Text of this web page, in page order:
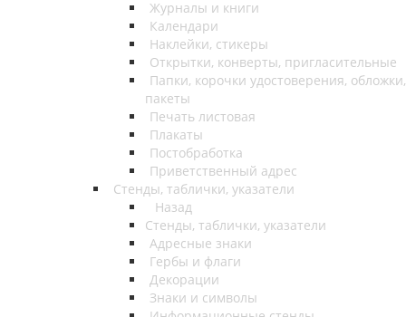
Журналы и книги
Календари
Наклейки, стикеры
Открытки, конверты, пригласительные
Папки, корочки удостоверения, обложки,
пакеты
Печать листовая
Плакаты
Постобработка
Приветственный адрес
Стенды, таблички, указатели
Назад
Стенды, таблички, указатели
Адресные знаки
Гербы и флаги
Декорации
Знаки и символы